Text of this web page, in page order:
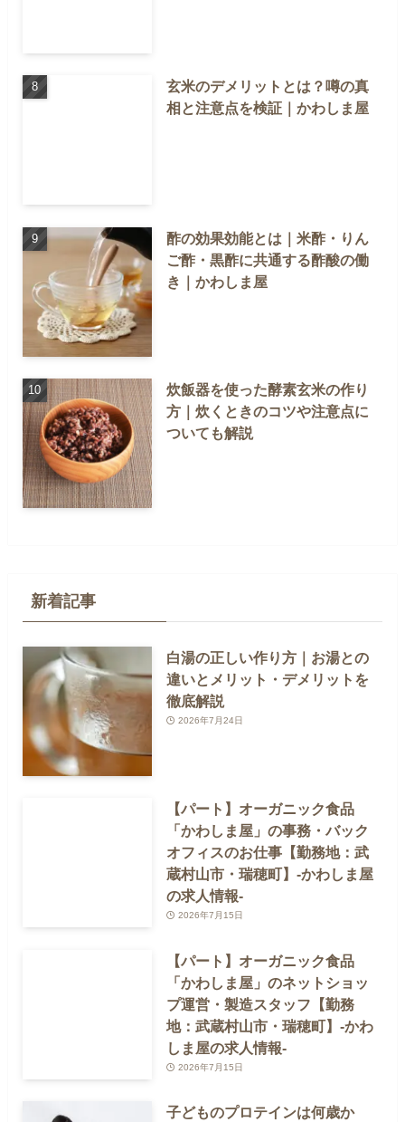
玄米のデメリットとは？噂の真
相と注意点を検証｜かわしま屋
酢の効果効能とは｜米酢・りん
ご酢・黒酢に共通する酢酸の働
き｜かわしま屋
炊飯器を使った酵素玄米の作り
方｜炊くときのコツや注意点に
ついても解説
新着記事
白湯の正しい作り方｜お湯との
違いとメリット・デメリットを
徹底解説
2026年7月24日
【パート】オーガニック食品
「かわしま屋」の事務・バック
オフィスのお仕事【勤務地：武
蔵村山市・瑞穂町】-かわしま屋
の求人情報-
2026年7月15日
【パート】オーガニック食品
「かわしま屋」のネットショッ
プ運営・製造スタッフ【勤務
地：武蔵村山市・瑞穂町】-かわ
しま屋の求人情報-
2026年7月15日
子どものプロテインは何歳か